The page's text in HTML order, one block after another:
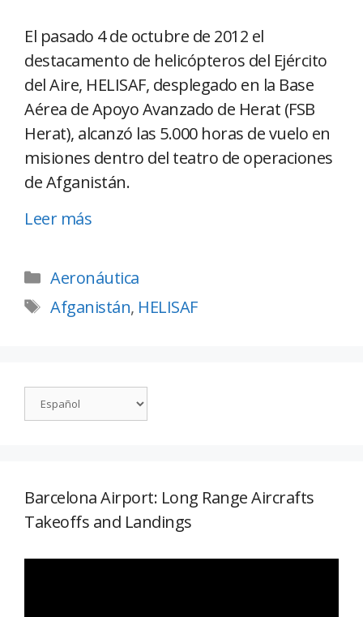
El pasado 4 de octubre de 2012 el
destacamento de helicópteros del Ejército
del Aire, HELISAF, desplegado en la Base
Aérea de Apoyo Avanzado de Herat (FSB
Herat), alcanzó las 5.000 horas de vuelo en
misiones dentro del teatro de operaciones
de Afganistán.
Leer más
Aeronáutica
Afganistán, HELISAF
Barcelona Airport: Long Range Aircrafts
Takeoffs and Landings